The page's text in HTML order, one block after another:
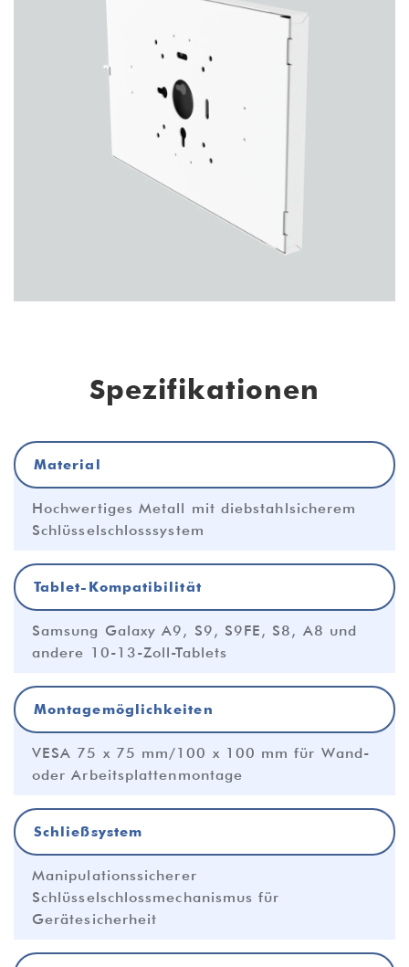
Spezifikationen
Material
Hochwertiges Metall mit diebstahlsicherem
Schlüsselschlosssystem
Tablet-Kompatibilität
Samsung Galaxy A9, S9, S9FE, S8, A8 und
andere 10-13-Zoll-Tablets
Montagemöglichkeiten
VESA 75 x 75 mm/100 x 100 mm für Wand-
oder Arbeitsplattenmontage
Schließsystem
Manipulationssicherer
Schlüsselschlossmechanismus für
Gerätesicherheit